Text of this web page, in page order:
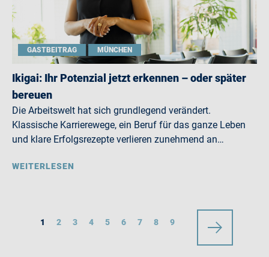
GASTBEITRAG MÜNCHEN
Ikigai: Ihr Potenzial jetzt erkennen – oder später
bereuen
Die Arbeitswelt hat sich grundlegend verändert.
Klassische Karrierewege, ein Beruf für das ganze Leben
und klare Erfolgsrezepte verlieren zunehmend an…
WEITERLESEN
1 2 3 4 5 6 7 8 9